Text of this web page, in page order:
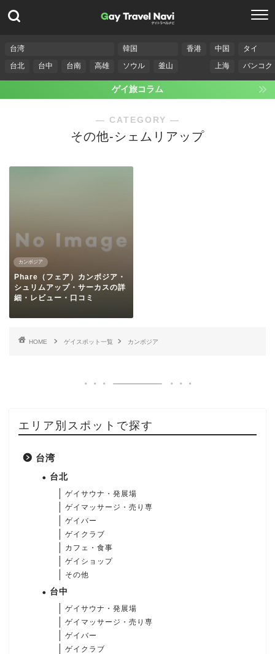
台湾
台北
台中 台南 高雄
韓国
ソウル
釜山
香港
中国
上海
タイ
バンコク
ゲイ旅コラム
― CATEGORY ―
その他-シェムリアップ
カンボジア
Phare（フェア）カンボジア・
シュリムアップ・サーカスの詳
細・レビュー・口コミ
HOME ゲイスポット一覧 カンボジア
エリア別スポットで探す
台湾
台北
ゲイサウナ・発展場
ゲイマッサージ・売り専
ゲイバー
ゲイクラブ
カフェ・食事
ゲイショップ
その他
台中
ゲイサウナ・発展場
ゲイマッサージ・売り専
ゲイバー
ゲイクラブ